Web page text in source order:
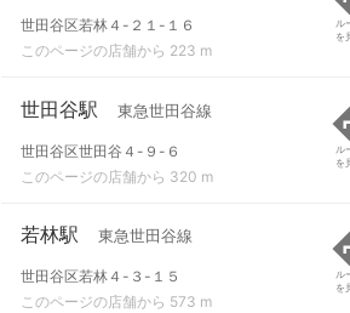
世田谷区若林４-２１-１６
このページの店舗から 223 m
ル
を
世田谷駅 東急世田谷線
世田谷区世田谷４-９-６
このページの店舗から 320 m
ル
を
若林駅 東急世田谷線
世田谷区若林４-３-１５
このページの店舗から 573 m
ル
を